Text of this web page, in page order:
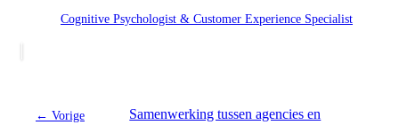
Cognitive Psychologist & Customer Experience Specialist
← Vorige
Samenwerking tussen agencies en